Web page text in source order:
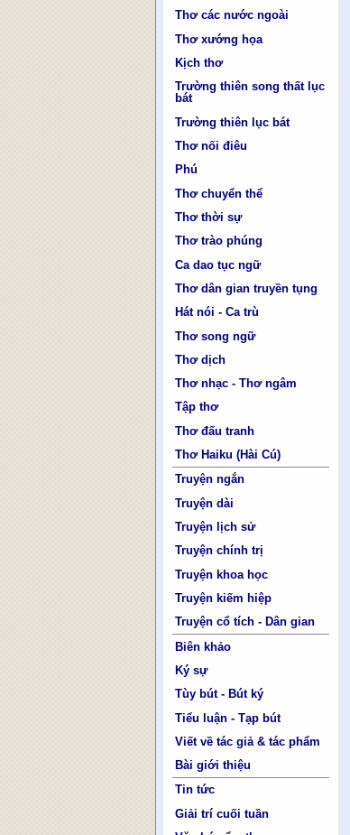
Thơ các nước ngoài
Thơ xướng họa
Kịch thơ
Trường thiên song thất lục
bát
Trường thiên lục bát
Thơ nối điêu
Phú
Thơ chuyển thể
Thơ thời sự
Thơ trào phúng
Ca dao tục ngữ
Thơ dân gian truyền tụng
Hát nói - Ca trù
Thơ song ngữ
Thơ dịch
Thơ nhạc - Thơ ngâm
Tập thơ
Thơ đấu tranh
Thơ Haiku (Hài Cú)
Truyện ngắn
Truyện dài
Truyện lịch sử
Truyện chính trị
Truyện khoa học
Truyện kiếm hiệp
Truyện cổ tích - Dân gian
Biên khảo
Ký sự
Tùy bút - Bút ký
Tiểu luận - Tạp bút
Viết về tác giả & tác phẩm
Bài giới thiệu
Tin tức
Giải trí cuối tuần